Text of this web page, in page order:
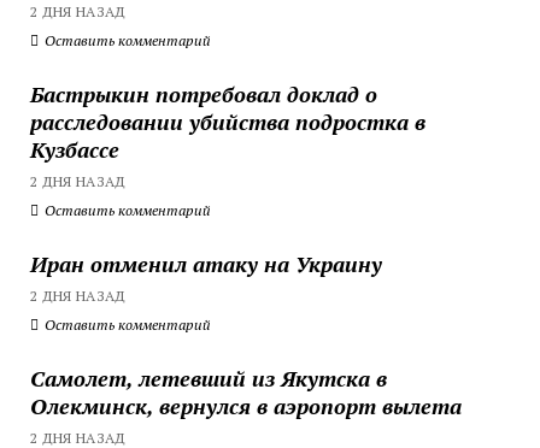
2 ДНЯ НАЗАД
Оставить комментарий
Бастрыкин потребовал доклад о
расследовании убийства подростка в
Кузбассе
2 ДНЯ НАЗАД
Оставить комментарий
Иран отменил атаку на Украину
2 ДНЯ НАЗАД
Оставить комментарий
Самолет, летевший из Якутска в
Олекминск, вернулся в аэропорт вылета
2 ДНЯ НАЗАД